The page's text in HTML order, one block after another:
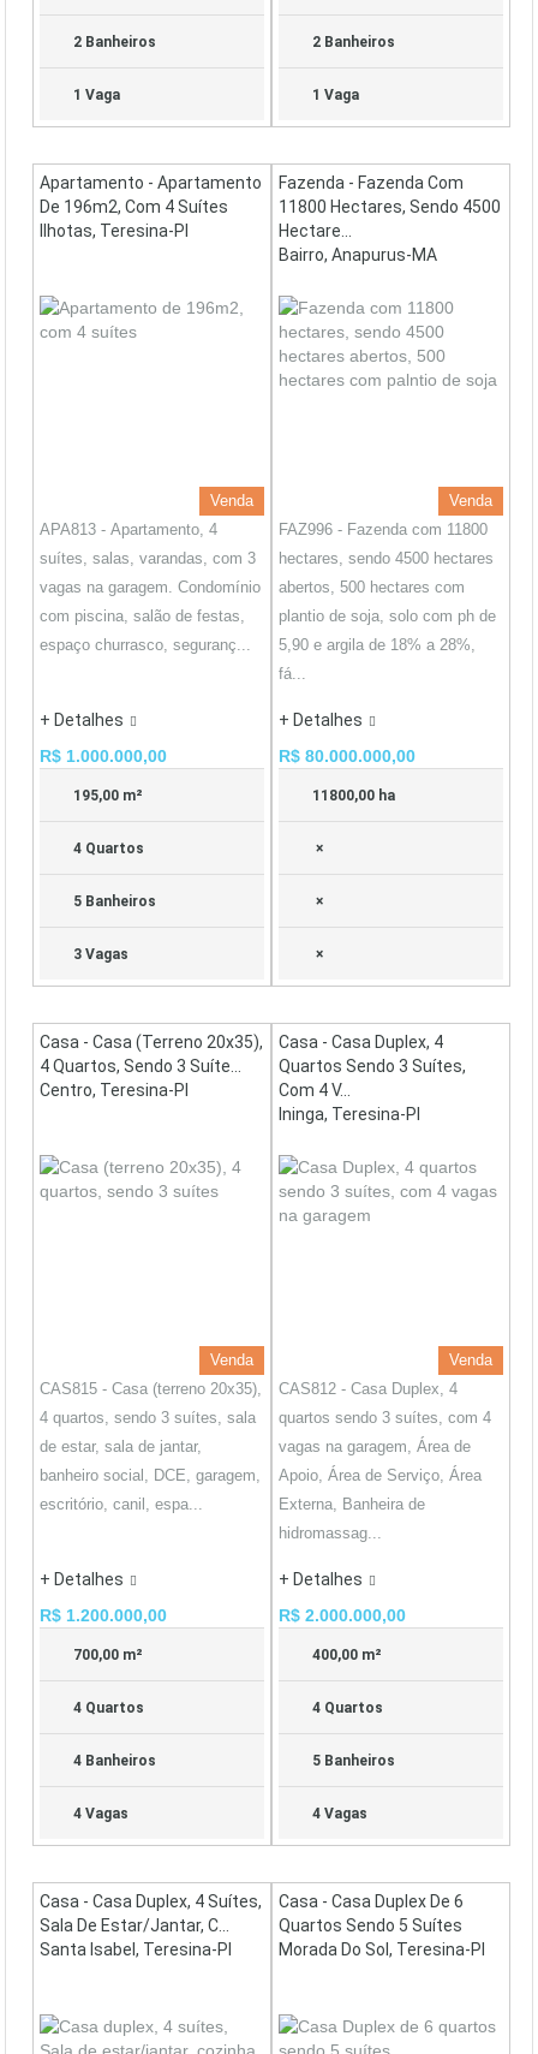
2 Banheiros
1 Vaga
2 Banheiros
1 Vaga
Apartamento - Apartamento
De 196m2, Com 4 Suítes
Ilhotas, Teresina-PI
Venda
APA813 - Apartamento, 4
suítes, salas, varandas, com 3
vagas na garagem. Condomínio
com piscina, salão de festas,
espaço churrasco, seguranç...
+ Detalhes
R$ 1.000.000,00
195,00 m²
4 Quartos
5 Banheiros
3 Vagas
Fazenda - Fazenda Com
11800 Hectares, Sendo 4500
Hectare...
Bairro, Anapurus-MA
Venda
FAZ996 - Fazenda com 11800
hectares, sendo 4500 hectares
abertos, 500 hectares com
plantio de soja, solo com ph de
5,90 e argila de 18% a 28%,
fá...
+ Detalhes
R$ 80.000.000,00
11800,00 ha
×
×
×
Casa - Casa (terreno 20x35),
4 Quartos, Sendo 3 Suíte...
Centro, Teresina-PI
Venda
CAS815 - Casa (terreno 20x35),
4 quartos, sendo 3 suítes, sala
de estar, sala de jantar,
banheiro social, DCE, garagem,
escritório, canil, espa...
+ Detalhes
R$ 1.200.000,00
700,00 m²
4 Quartos
4 Banheiros
4 Vagas
Casa - Casa Duplex, 4
Quartos Sendo 3 Suítes,
Com 4 V...
Ininga, Teresina-PI
Venda
CAS812 - Casa Duplex, 4
quartos sendo 3 suítes, com 4
vagas na garagem, Área de
Apoio, Área de Serviço, Área
Externa, Banheira de
hidromassag...
+ Detalhes
R$ 2.000.000,00
400,00 m²
4 Quartos
5 Banheiros
4 Vagas
Casa - Casa Duplex, 4 Suítes,
Sala De Estar/jantar, C...
Santa Isabel, Teresina-PI
Casa - Casa Duplex De 6
Quartos Sendo 5 Suítes
Morada Do Sol, Teresina-PI